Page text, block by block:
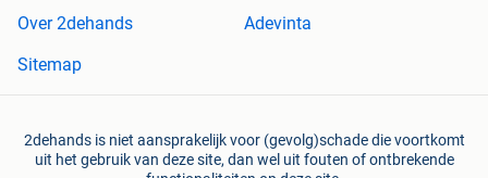
Over 2dehands
Adevinta
Sitemap
2dehands is niet aansprakelijk voor (gevolg)schade die voortkomt
uit het gebruik van deze site, dan wel uit fouten of ontbrekende